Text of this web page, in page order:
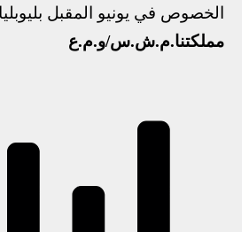
الخصوص في يونيو المقبل
مملكتنا.م.ش.س/و.م.ع